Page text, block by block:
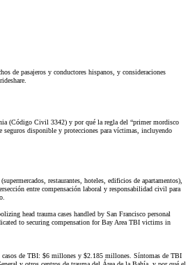
de pasajeros y conductores hispanos, y consideraciones
(Código Civil 3342) y por qué la regla del “primer mordisco
disponible y protecciones para víctimas, incluyendo
restaurantes, hoteles, edificios de apartamentos),
entre compensación laboral y responsabilidad civil para
casos de TBI: $6 millones y $2.185 millones. Síntomas de TBI